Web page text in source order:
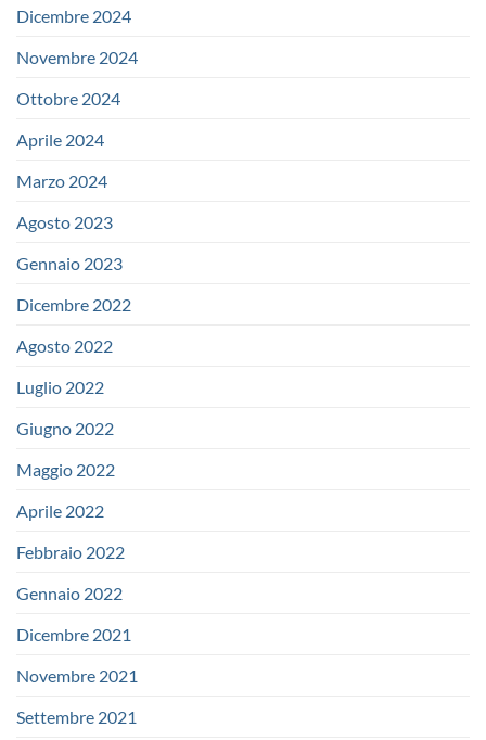
Dicembre 2024
Novembre 2024
Ottobre 2024
Aprile 2024
Marzo 2024
Agosto 2023
Gennaio 2023
Dicembre 2022
Agosto 2022
Luglio 2022
Giugno 2022
Maggio 2022
Aprile 2022
Febbraio 2022
Gennaio 2022
Dicembre 2021
Novembre 2021
Settembre 2021